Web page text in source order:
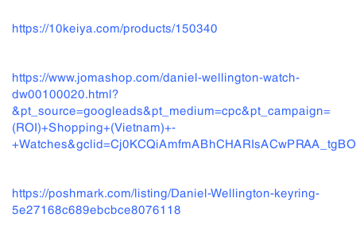
https://10keiya.com/products/150340
https://www.jomashop.com/daniel-wellington-watch-
dw00100020.html?
&pt_source=googleads&pt_medium=cpc&pt_campaign=
(ROI)+Shopping+(Vietnam)+-
https://poshmark.com/listing/Daniel-Wellington-keyring-
5e27168c689ebcbce8076118